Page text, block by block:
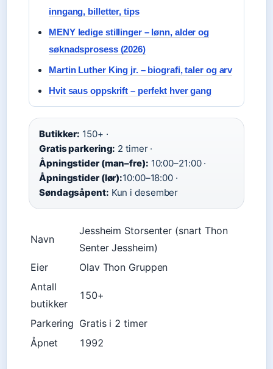
inngang, billetter, tips
MENY ledige stillinger – lønn, alder og
søknadsprosess (2026)
Martin Luther King jr. – biografi, taler og arv
Hvit saus oppskrift – perfekt hver gang
Butikker: 150+ ·
Gratis parkering: 2 timer ·
Åpningstider (man–fre): 10:00–21:00 ·
Åpningstider (lør):10:00–18:00 ·
Søndagsåpent: Kun i desember
Navn
Jessheim Storsenter (snart Thon
Senter Jessheim)
Eier
Olav Thon Gruppen
Antall
butikker
150+
Parkering Gratis i 2 timer
Åpnet
1992